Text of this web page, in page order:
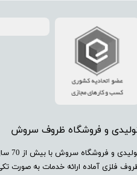
و فروشگاه ظروف سروش
فلزی آماده ارائه خدمات به صورت